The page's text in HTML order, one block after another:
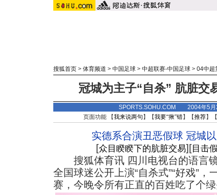
搜狐首页 > 体育频道 > 中国足球 > 中超联赛-中国足球 > 04中超
冠城为主子“自杀” 肮脏交
SPORTS.SOHU.COM 2004年5
页面功能 【我来说两句 】【我要“揪”错】【推荐】
实德系合演丑恶假球 冠城
[众目睽睽下的肮脏交易][目击
搜狐体育讯 四川电视台的语言
全国球迷公开上演“自杀式”“好戏”
赛，今晚令所有正直的百姓吃了个